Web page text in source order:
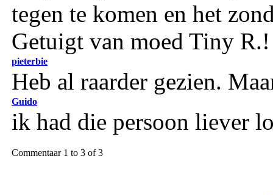
tegen te komen en het
Getuigt van moed Tiny R.!
pieterbie
Heb al raarder gezien.
Guido
ik had die persoon liever
Commentaar 1 to 3 of 3